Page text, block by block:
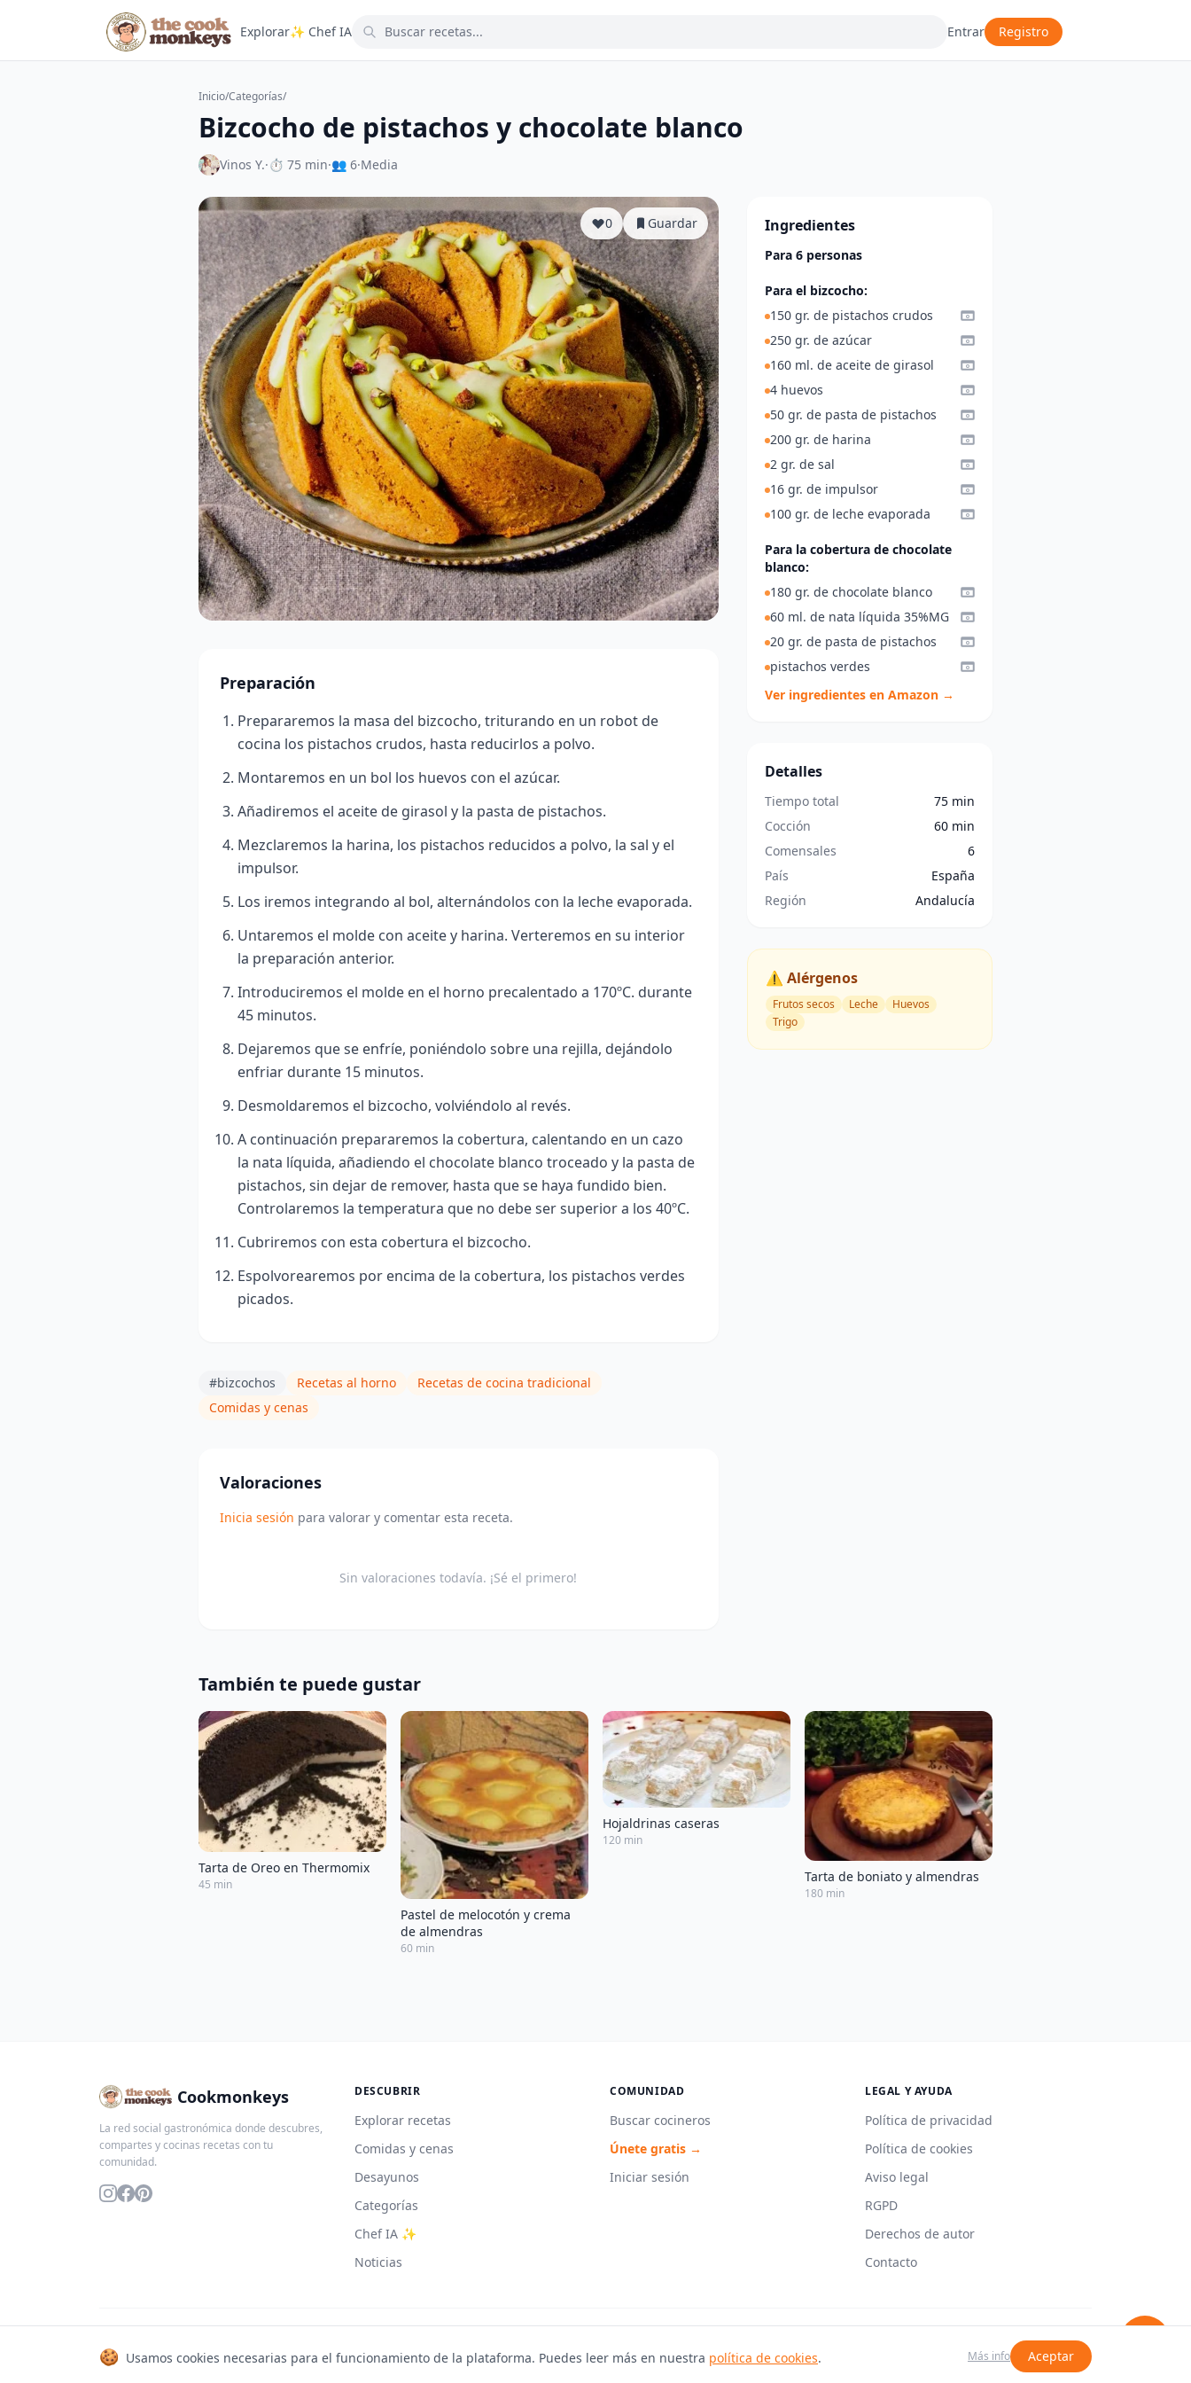
Explorar✨ Chef IA Entrar Registro
Inicio/Categorías/
Bizcocho de pistachos y chocolate blanco
Vinos Y.·⏱ 75 min·👥 6·Media
0 Guardar
Preparación
Prepararemos la masa del bizcocho, triturando en un robot de
cocina los pistachos crudos, hasta reducirlos a polvo.
Montaremos en un bol los huevos con el azúcar.
Añadiremos el aceite de girasol y la pasta de pistachos.
Mezclaremos la harina, los pistachos reducidos a polvo, la sal y el
impulsor.
Los iremos integrando al bol, alternándolos con la leche evaporada.
Untaremos el molde con aceite y harina. Verteremos en su interior
la preparación anterior.
Introduciremos el molde en el horno precalentado a 170ºC. durante
45 minutos.
Dejaremos que se enfríe, poniéndolo sobre una rejilla, dejándolo
enfriar durante 15 minutos.
Desmoldaremos el bizcocho, volviéndolo al revés.
A continuación prepararemos la cobertura, calentando en un cazo
la nata líquida, añadiendo el chocolate blanco troceado y la pasta de
pistachos, sin dejar de remover, hasta que se haya fundido bien.
Controlaremos la temperatura que no debe ser superior a los 40ºC.
Cubriremos con esta cobertura el bizcocho.
Espolvorearemos por encima de la cobertura, los pistachos verdes
picados.
#bizcochos Recetas al horno
Recetas de cocina tradicional
Comidas y cenas
Valoraciones
Inicia sesión para valorar y comentar esta receta.
Sin valoraciones todavía. ¡Sé el primero!
Ingredientes
Para 6 personas
Para el bizcocho:
150 gr. de pistachos crudos
250 gr. de azúcar
160 ml. de aceite de girasol
4 huevos
50 gr. de pasta de pistachos
200 gr. de harina
2 gr. de sal
16 gr. de impulsor
100 gr. de leche evaporada
Para la cobertura de chocolate
blanco:
180 gr. de chocolate blanco
60 ml. de nata líquida 35%MG
20 gr. de pasta de pistachos
pistachos verdes
Ver ingredientes en Amazon →
Detalles
Tiempo total
75 min
Cocción
60 min
Comensales
6
País
España
Región
Andalucía
⚠️ Alérgenos
Frutos secos Leche
Huevos
Trigo
También te puede gustar
Tarta de Oreo en Thermomix
45 min
Pastel de melocotón y crema
de almendras
60 min
Hojaldrinas caseras
120 min
Tarta de boniato y almendras
180 min
Cookmonkeys
La red social gastronómica donde descubres,
compartes y cocinas recetas con tu
comunidad.
DESCUBRIR
Explorar recetas
Comidas y cenas
Desayunos
Categorías
Chef IA ✨
Noticias
COMUNIDAD
Buscar cocineros
Únete gratis →
Iniciar sesión
LEGAL Y AYUDA
Política de privacidad
Política de cookies
Aviso legal
RGPD
Derechos de autor
Contacto
🍪 Usamos cookies necesarias para el funcionamiento de la plataforma. Puedes leer más en nuestra política de cookies. Más info Aceptar